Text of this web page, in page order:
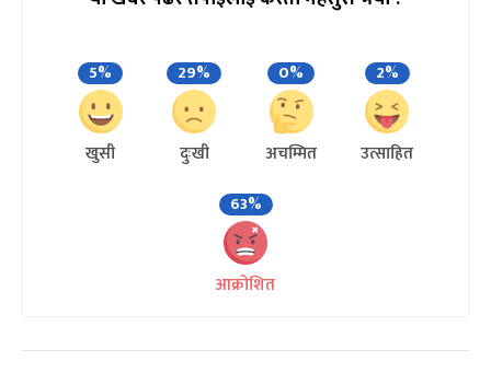
5%
खुसी
29%
दुःखी
0%
अचम्मित
2%
उत्साहित
63%
आक्रोशित